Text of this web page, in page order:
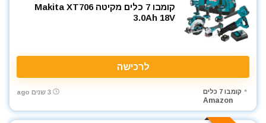
קומבו 7 כלים מקיטה Makita XT706
3.0Ah 18V
לרכישה
קומבו 7 כלים
Amazon
3 שנים ago